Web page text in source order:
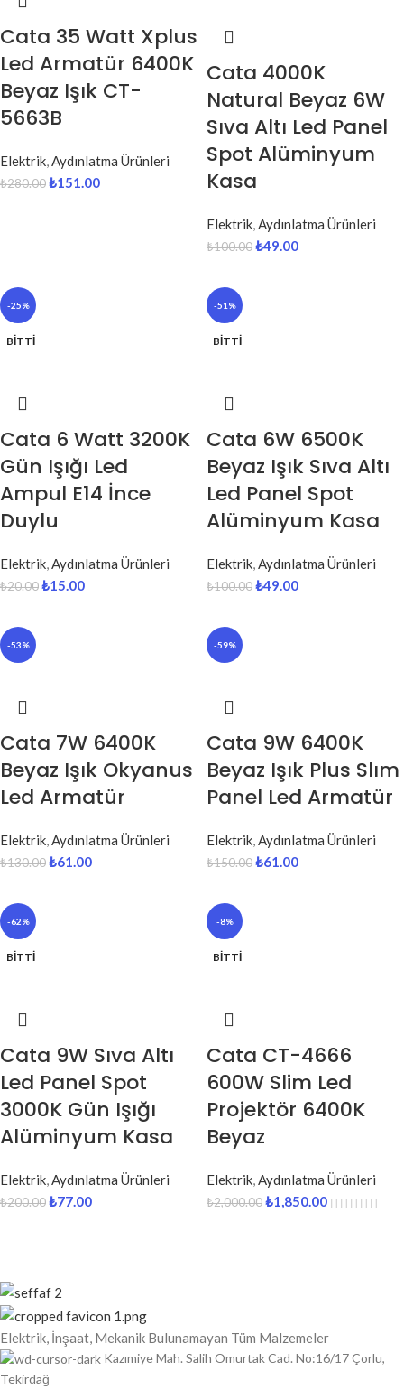
Cata 35 Watt Xplus
Led Armatür 6400K
Beyaz Işık CT-
5663B
Elektrik,Aydınlatma Ürünleri
₺280.00₺151.00
Cata 4000K
Natural Beyaz 6W
Sıva Altı Led Panel
Spot Alüminyum
Kasa
Elektrik,Aydınlatma Ürünleri
₺100.00₺49.00
-25%
BITTI
Cata 6 Watt 3200K
Gün Işığı Led
Ampul E14 İnce
Duylu
Elektrik,Aydınlatma Ürünleri
₺20.00₺15.00
-51%
BITTI
Cata 6W 6500K
Beyaz Işık Sıva Altı
Led Panel Spot
Alüminyum Kasa
Elektrik,Aydınlatma Ürünleri
₺100.00₺49.00
-53%
Cata 7W 6400K
Beyaz Işık Okyanus
Led Armatür
Elektrik,Aydınlatma Ürünleri
₺130.00₺61.00
-59%
Cata 9W 6400K
Beyaz Işık Plus Slım
Panel Led Armatür
Elektrik,Aydınlatma Ürünleri
₺150.00₺61.00
-62%
BITTI
Cata 9W Sıva Altı
Led Panel Spot
3000K Gün Işığı
Alüminyum Kasa
Elektrik,Aydınlatma Ürünleri
₺200.00₺77.00
-8%
BITTI
Cata CT-4666
600W Slim Led
Projektör 6400K
Beyaz
Elektrik,Aydınlatma Ürünleri
₺2,000.00₺1,850.00
Elektrik, İnşaat, Mekanik Bulunamayan Tüm Malzemeler
Kazımiye Mah. Salih Omurtak Cad. No:16/17 Çorlu,
Tekirdağ